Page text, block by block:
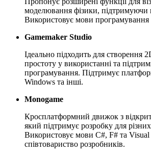
моделювання фізики, підтримуючи
Використовує мови
Gamemaker Studio
Ідеально підходить для створення
простоту у використанні та
програмування. Підтримує
Windows та інші.
Monogame
Кросплатформний движок з
який підтримує розробку для
Використовує мови C#, F# та Visual
співтовариство розробників.